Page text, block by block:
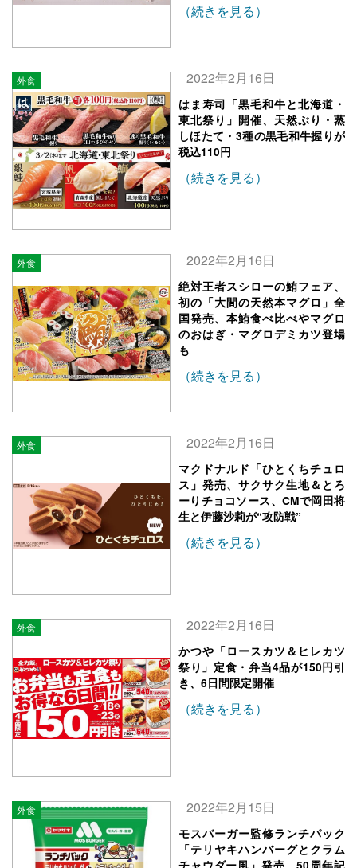
（続きを見る）
外食 2022年2月16日
はま寿司「黒毛和牛と北海道・
東北祭り」開催、天然ぶり・蒸
しほたて・3種の黒毛和牛握りが
税込110円
（続きを見る）
外食 2022年2月16日
絶対王者スシローの鮪フェア、
初の「大間の天然本マグロ」全
国発売、本鮪食べ比べやマグロ
のおはぎ・マグロデミカツ登場
も
（続きを見る）
外食 2022年2月16日
マクドナルド「ひとくちチュロ
ス」発売、サクサク生地＆とろ
ーりチョコソース、CMで岡田将
生と伊藤沙莉が“攻防戦”
（続きを見る）
外食 2022年2月16日
かつや「ロースカツ＆ヒレカツ
祭り」定食・弁当4品が150円引
き、6日間限定開催
（続きを見る）
外食 2022年2月15日
モスバーガー監修ランチパック
「テリヤキハンバーグとクラム